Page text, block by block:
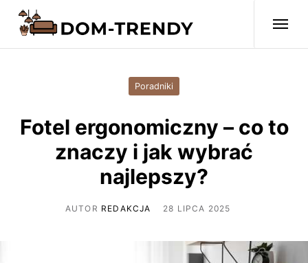
Poradniki
Fotel ergonomiczny – co to
znaczy i jak wybrać
najlepszy?
AUTOR REDAKCJA 28 LIPCA 2025